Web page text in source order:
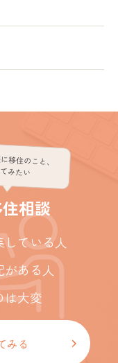
移住のこと、
みたい
相談
ている人
ある人
は大変
みる